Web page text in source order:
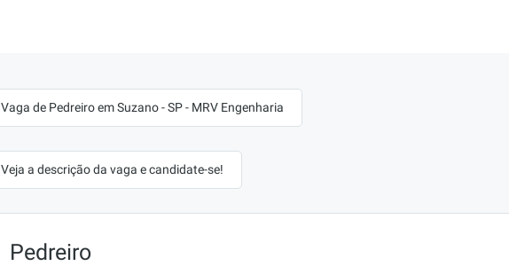
Vaga de Pedreiro em Suzano - SP - MRV Engenharia
Veja a descrição da vaga e candidate-se!
Pedreiro